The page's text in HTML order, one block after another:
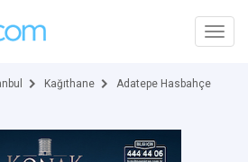
Kağıthane Adatepe Hasbahçe